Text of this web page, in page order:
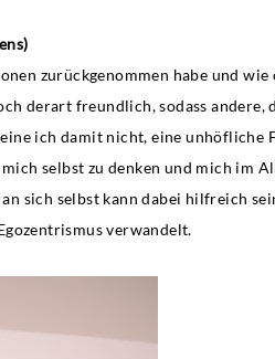
zurückgenommen habe und wie
derart freundlich, sodass andere,
ich damit nicht, eine unhöfliche
selbst zu denken und mich im
sich selbst kann dabei hilfreich
verwandelt.